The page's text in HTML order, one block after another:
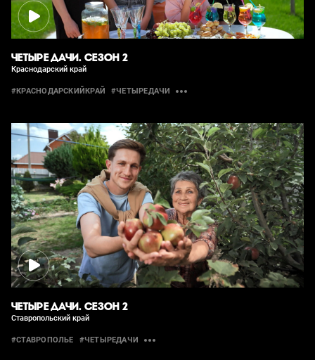
ЧЕТЫРЕ ДАЧИ. СЕЗОН 2
Краснодарский край
#КРАСНОДАРСКИЙКРАЙ #ЧЕТЫРЕДАЧИ
ЧЕТЫРЕ ДАЧИ. СЕЗОН 2
Ставропольский край
#СТАВРОПОЛЬЕ #ЧЕТЫРЕДАЧИ